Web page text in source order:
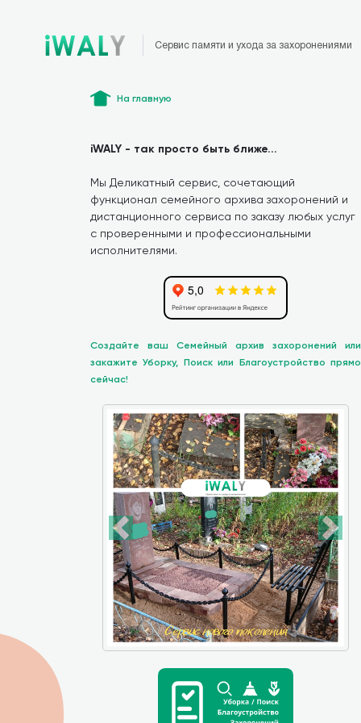
Сервис памяти и ухода за захоронениями
На главную
iWALY - так просто быть ближе...
Мы Деликатный сервис, сочетающий
функционал семейного архива захоронений и
дистанционного сервиса по заказу любых услуг
с проверенными и профессиональными
исполнителями.
Создайте ваш Семейный архив захоронений или
закажите Уборку, Поиск или Благоустройство прямо
сейчас!